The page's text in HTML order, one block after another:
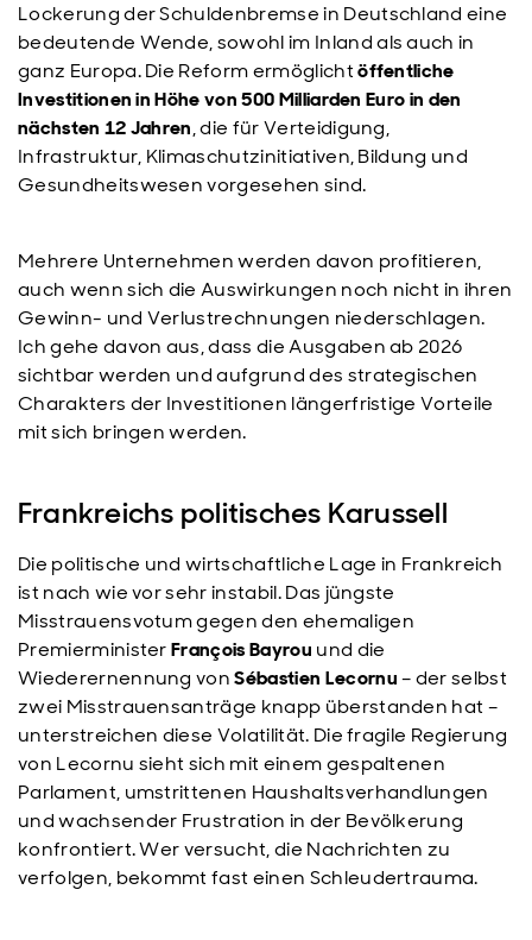
Lockerung der Schuldenbremse in Deutschland eine
bedeutende Wende, sowohl im Inland als auch in
ganz Europa. Die Reform ermöglichtöffentliche
Investitionen in Höhe von 500 Milliarden Euro in den
nächsten 12 Jahren, die für Verteidigung,
Infrastruktur, Klimaschutzinitiativen, Bildung und
Gesundheitswesen vorgesehen sind.
Mehrere Unternehmen werden davon profitieren,
auch wenn sich die Auswirkungen noch nicht in ihren
Gewinn- und Verlustrechnungen niederschlagen.
Ich gehe davon aus, dass die Ausgaben ab 2026
sichtbar werden und aufgrund des strategischen
Charakters der Investitionen längerfristige Vorteile
mit sich bringen werden.
Frankreichs politisches Karussell
Die politische und wirtschaftliche Lage in Frankreich
ist nach wie vor sehr instabil. Das jüngste
Misstrauensvotum gegen den ehemaligen
PremierministerFrançois Bayrou und die
Wiederernennung vonSébastien Lecornu– der selbst
zwei Misstrauensanträge knapp überstanden hat –
unterstreichen diese Volatilität. Die fragile Regierung
von Lecornu sieht sich mit einem gespaltenen
Parlament, umstrittenen Haushaltsverhandlungen
und wachsender Frustration in der Bevölkerung
konfrontiert. Wer versucht, die Nachrichten zu
verfolgen, bekommt fast einen Schleudertrauma.